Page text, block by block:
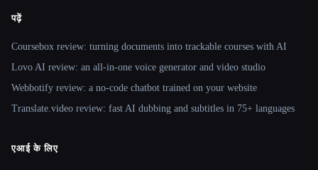
पढ़ें
Coursebox review: turning documents into trackable courses with AI
Lovo AI review: an all-in-one voice generator and video studio
Webbotify review: a no-code chatbot trained on your website
Translate.video review: fast AI dubbing and subtitles in 75+ languages
एआई के लिए